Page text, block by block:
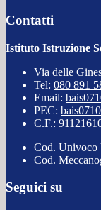
Contatti
Istituto Istruzione
Via delle
Tel: 080 891
Email:
PEC:
C.F.:
Cod. Univoco
Cod.
Seguici su